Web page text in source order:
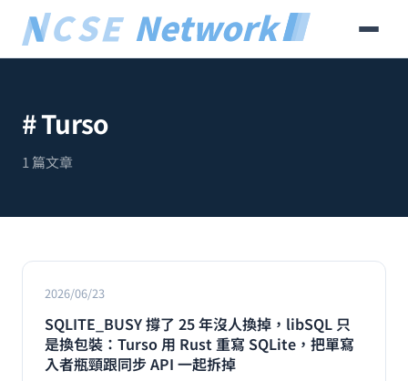
# Turso
1 篇文章
2026/06/23
SQLITE_BUSY 撐了 25 年沒人換掉，libSQL 只
是換包裝：Turso 用 Rust 重寫 SQLite，把單寫
入者瓶頸跟同步 API 一起拆掉